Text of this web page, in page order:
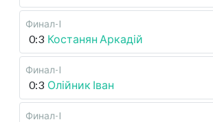
Финал-I
0:3 Костанян Аркадій
Финал-I
0:3 Олійник Іван
Финал-I